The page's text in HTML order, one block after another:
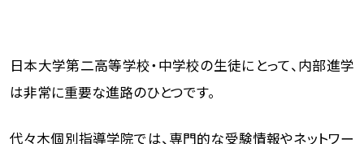
日本大学第二高等学校・中学校の生徒にとって、内部進学
は非常に重要な進路のひとつです。
代々木個別指導学院では、専門的な受験情報やネットワー